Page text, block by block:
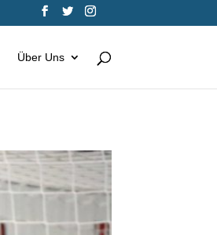
Über Uns